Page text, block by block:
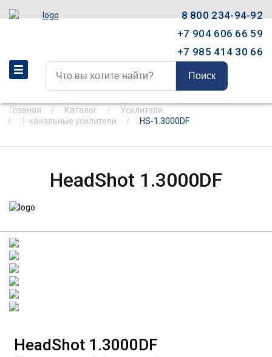
8 800 234-94-92
+7 904 606 66 59
+7 985 414 30 66
Поиск
Главная Каталог
Усилители
1-канальные усилители
HS-1.3000DF
HeadShot 1.3000DF
HeadShot 1.3000DF